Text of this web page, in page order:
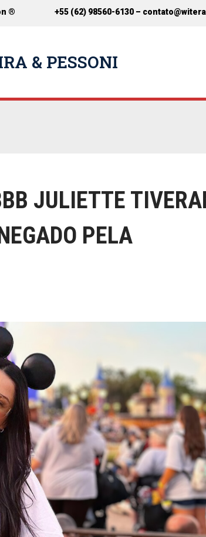
® +55 (62) 98560-6130 –
& PESSONI
JULIETTE
PELA